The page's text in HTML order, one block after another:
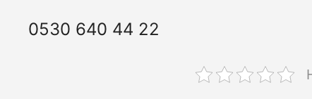
0530 640 44 22